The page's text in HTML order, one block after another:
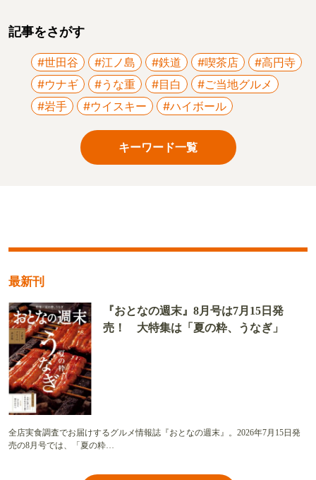
記事をさがす
#世田谷 #江ノ島 #鉄道 #喫茶店
#高円寺
#ウナギ
#うな重 #目白
#ご当地グルメ
#岩手
#ウイスキー #ハイボール
キーワード一覧
最新刊
『おとなの週末』8月号は7月15日発
売！ 大特集は「夏の粋、うなぎ」
全店実食調査でお届けするグルメ情報誌『おとなの週末』。2026年7月15日発
売の8月号では、「夏の粋…